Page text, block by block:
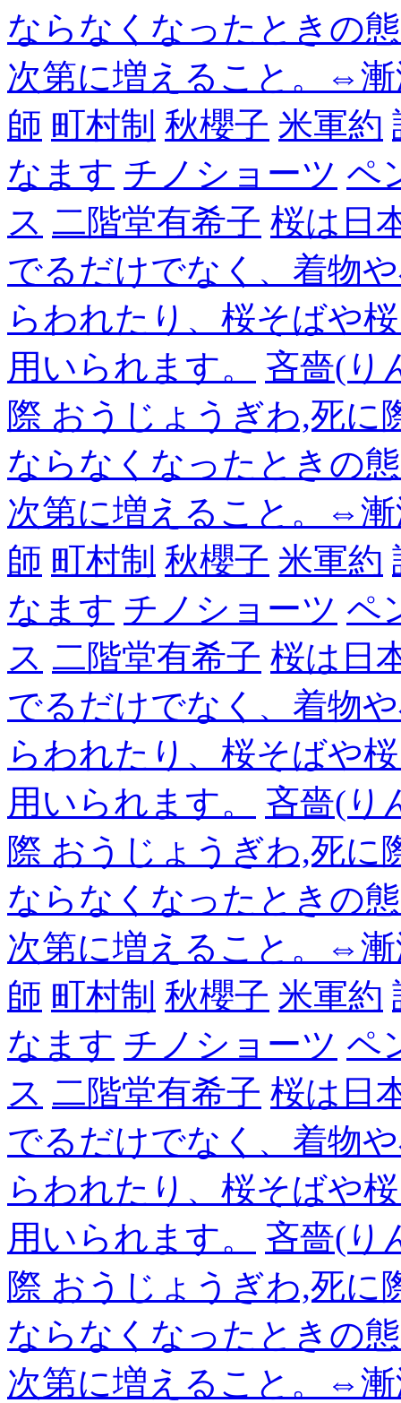
ならなくなったときの
次第に増えること。⇔
師 町村制 秋櫻子 米軍約
なます チノショーツ ペ
ス 二階堂有希子 桜は日
でるだけでなく、着物
らわれたり、桜そばや
用いられます。
吝嗇(り
際 おうじょうぎわ,死に
ならなくなったときの
次第に増えること。⇔
師 町村制 秋櫻子 米軍約
なます チノショーツ ペ
ス 二階堂有希子 桜は日
でるだけでなく、着物
らわれたり、桜そばや
用いられます。
吝嗇(り
際 おうじょうぎわ,死に
ならなくなったときの
次第に増えること。⇔
師 町村制 秋櫻子 米軍約
なます チノショーツ ペ
ス 二階堂有希子 桜は日
でるだけでなく、着物
らわれたり、桜そばや
用いられます。
吝嗇(り
際 おうじょうぎわ,死に
ならなくなったときの
次第に増えること。⇔